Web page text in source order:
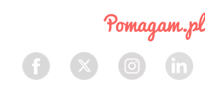
Facebook Twitter Instagram LinkedIn